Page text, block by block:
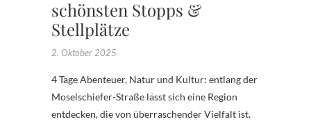
schönsten Stopps &
Stellplätze
2. Oktober 2025
4 Tage Abenteuer, Natur und Kultur: entlang der
Moselschiefer-Straße lässt sich eine Region
entdecken, die von überraschender Vielfalt ist.